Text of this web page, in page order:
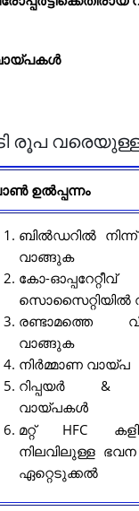
രൂപ
ഉൽപ്പന്നം
ബിൽഡറിൽ നിന്ന്
വാങ്ങുക
കോ-ഓപ്പറേറ്റീവ്
സൊസൈറ്റിയിൽ
രണ്ടാമത്തെ
വാങ്ങുക
നിർമ്മാണ വായ്പ
റിപ്പയർ &
വായ്പകൾ
മറ്റ് HFC
നിലവിലുള്ള
ഏറ്റെടുക്കൽ